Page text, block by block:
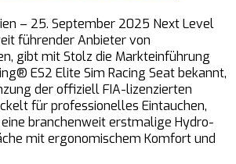
– 25. September 2025 Next Level
führender Anbieter von
gibt mit Stolz die Markteinführung
ES2 Elite Sim Racing Seat bekannt,
der offiziell FIA-lizenzierten
für professionelles Eintauchen,
branchenweit erstmalige Hydro-
mit ergonomischem Komfort und